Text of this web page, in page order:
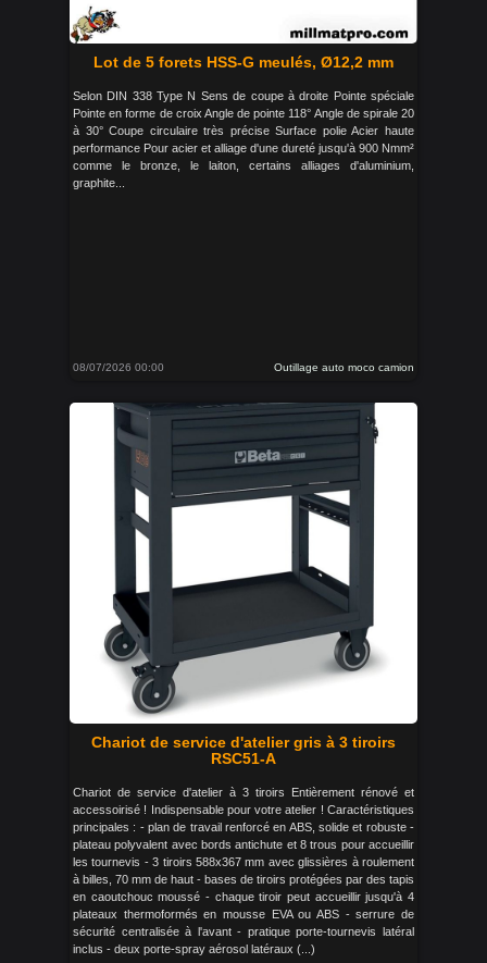
Lot de 5 forets HSS-G meulés, Ø12,2 mm
Selon DIN 338 Type N Sens de coupe à droite Pointe spéciale
Pointe en forme de croix Angle de pointe 118° Angle de spirale 20
à 30° Coupe circulaire très précise Surface polie Acier haute
performance Pour acier et alliage d'une dureté jusqu'à 900 Nmm²
comme le bronze, le laiton, certains alliages d'aluminium,
graphite...
08/07/2026 00:00 Outillage auto moco camion
Chariot de service d'atelier gris à 3 tiroirs
RSC51-A
Chariot de service d'atelier à 3 tiroirs Entièrement rénové et
accessoirisé ! Indispensable pour votre atelier ! Caractéristiques
principales : - plan de travail renforcé en ABS, solide et robuste -
plateau polyvalent avec bords antichute et 8 trous pour accueillir
les tournevis - 3 tiroirs 588x367 mm avec glissières à roulement
à billes, 70 mm de haut - bases de tiroirs protégées par des tapis
en caoutchouc moussé - chaque tiroir peut accueillir jusqu'à 4
plateaux thermoformés en mousse EVA ou ABS - serrure de
sécurité centralisée à l'avant - pratique porte-tournevis latéral
inclus - deux porte-spray aérosol latéraux (...)